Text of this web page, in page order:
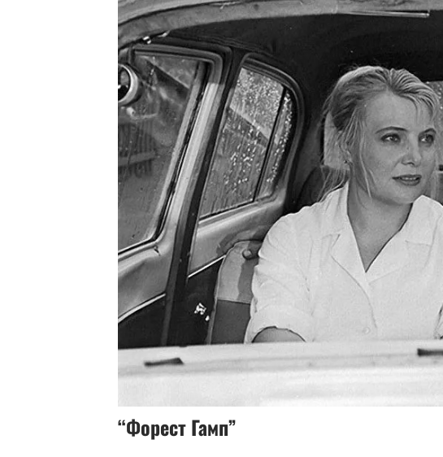
“Форест Гамп”